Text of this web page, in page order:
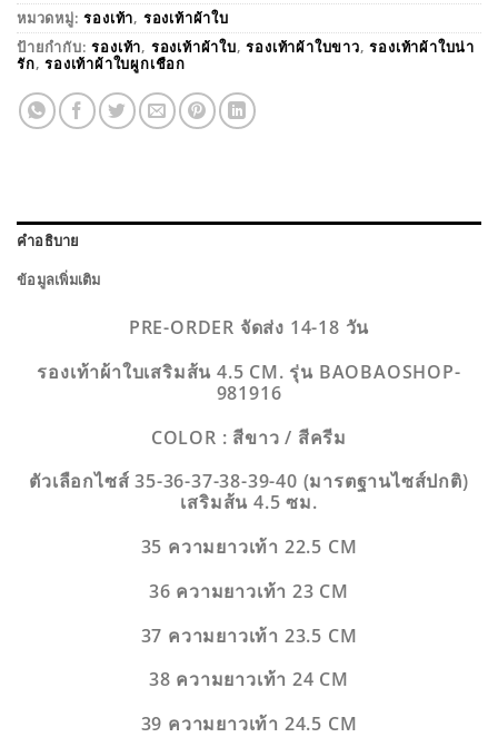
หมวดหมู่:รองเท้า, รองเท้าผ้าใบ
ป้ายกำกับ:รองเท้า, รองเท้าผ้าใบ,รองเท้าผ้าใบขาว,รองเท้าผ้าใบน่า
รัก,รองเท้าผ้าใบผูกเชือก
คำอธิบาย
ข้อมูลเพิ่มเติม
PRE-ORDER จัดส่ง 14-18 วัน
รองเท้าผ้าใบเสริมส้น 4.5 CM. รุ่น BAOBAOSHOP-
981916
COLOR : สีขาว / สีครีม
ตัวเลือกไซส์ 35-36-37-38-39-40 (มารตฐานไซส์ปกติ)
เสริมส้น 4.5 ซม.
35 ความยาวเท้า 22.5 CM
36 ความยาวเท้า 23 CM
37 ความยาวเท้า 23.5 CM
38 ความยาวเท้า 24 CM
39 ความยาวเท้า 24.5 CM